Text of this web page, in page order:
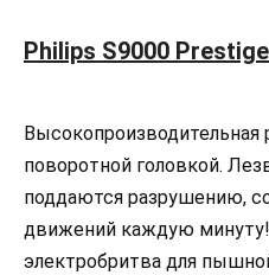
Philips S9000
Высокопроизводительная
поворотной головкой.
поддаются разрушению,
движений каждую минуту!
электробритва для